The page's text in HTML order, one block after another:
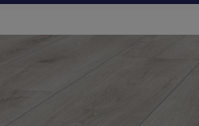
odolať aj výzvam každodenného života.
hodia lišty v dekóre Dub naturálny.